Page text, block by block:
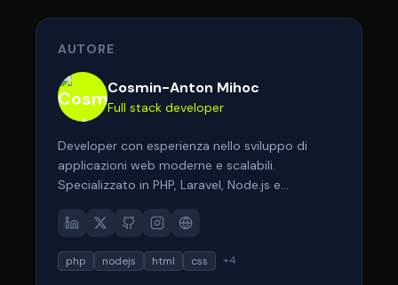
AUTORE
Cosmin-Anton Mihoc
Full stack developer
Developer con esperienza nello sviluppo di
applicazioni web moderne e scalabili.
Specializzato in PHP, Laravel, Node.js e
Appassionato di architetture pulite,
professionisti a trasformare le loro idee in
php nodejs html css +4